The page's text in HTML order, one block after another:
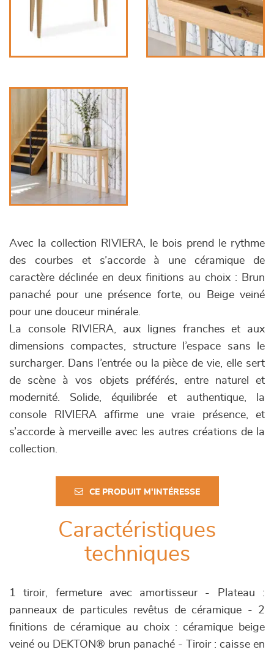
Avec la collection RIVIERA, le bois prend le rythme
des courbes et s’accorde à une céramique de
caractère déclinée en deux finitions au choix : Brun
panaché pour une présence forte, ou Beige veiné
pour une douceur minérale.
La console RIVIERA, aux lignes franches et aux
dimensions compactes, structure l’espace sans le
surcharger. Dans l’entrée ou la pièce de vie, elle sert
de scène à vos objets préférés, entre naturel et
modernité. Solide, équilibrée et authentique, la
console RIVIERA affirme une vraie présence, et
s’accorde à merveille avec les autres créations de la
collection.
CE PRODUIT M'INTÉRESSE
Caractéristiques
techniques
1 tiroir, fermeture avec amortisseur - Plateau :
panneaux de particules revêtus de céramique - 2
finitions de céramique au choix : céramique beige
veiné ou DEKTON® brun panaché - Tiroir : caisse en